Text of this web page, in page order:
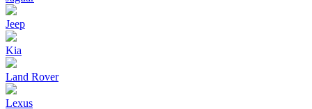
Jeep
Kia
Land Rover
Lexus